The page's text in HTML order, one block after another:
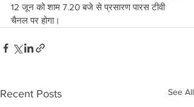
12 जून को शाम 7.20 बजे से प्रसारण पारस टीवी
चैनल पर होगा।
Recent Posts See All